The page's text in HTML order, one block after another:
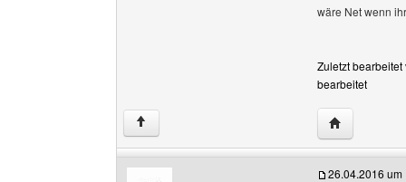
wäre Net wenn
Zuletzt
bearbeitet
↑ Website
26.04.2016 um